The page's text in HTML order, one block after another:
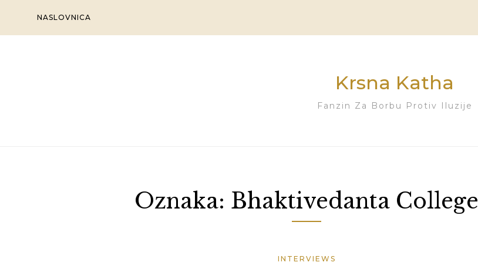
content
NASLOVNICA
Krsna Katha
Fanzin Za Borbu Protiv Iluzije
Oznaka: Bhaktivedanta College
INTERVIEWS